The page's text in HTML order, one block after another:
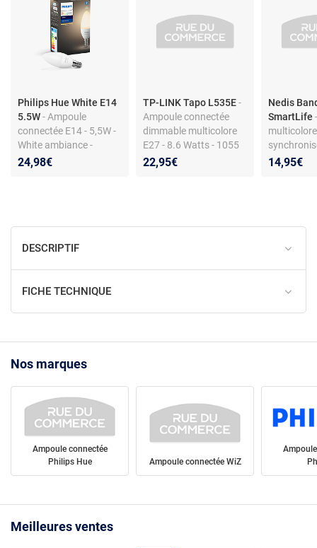
Philips Hue White E14
5.5W- Ampoule
connectée E14 - 5,5W -
White ambiance -
Flamme - Compatible
24,98€
TP-LINK Tapo L535E-
Ampoule connectée
dimmable multicolore
E27 - 8.6 Watts - 1055
Lumens - Équivalent 75
22,95€
Nedis
SmartLife
moniteur
14,95€
DESCRIPTIF
FICHE TECHNIQUE
Nos marques
Ampoule connectée
Philips Hue
Ampoule connectée WiZ
Meilleures ventes